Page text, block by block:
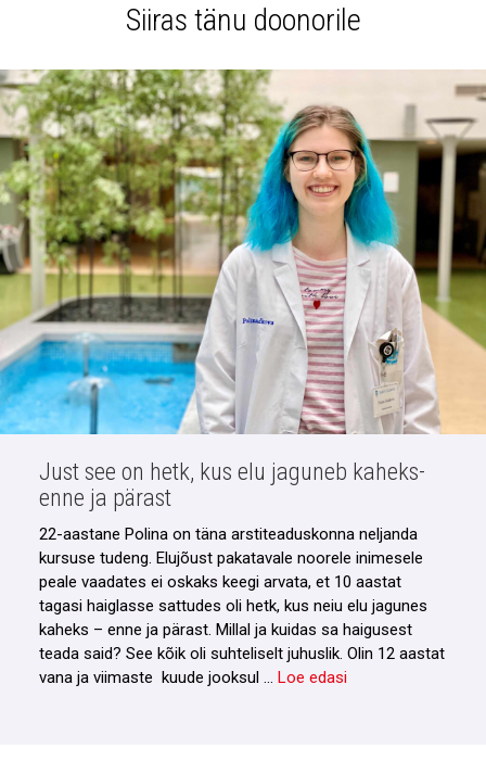
Siiras tänu doonorile
Just see on hetk, kus elu jaguneb kaheks-
enne ja pärast
22-aastane Polina on täna arstiteaduskonna neljanda
kursuse tudeng. Elujõust pakatavale noorele inimesele
peale vaadates ei oskaks keegi arvata, et 10 aastat
tagasi haiglasse sattudes oli hetk, kus neiu elu jagunes
kaheks – enne ja pärast. Millal ja kuidas sa haigusest
teada said? See kõik oli suhteliselt juhuslik. Olin 12 aastat
vana ja viimaste kuude jooksul … Loe edasi